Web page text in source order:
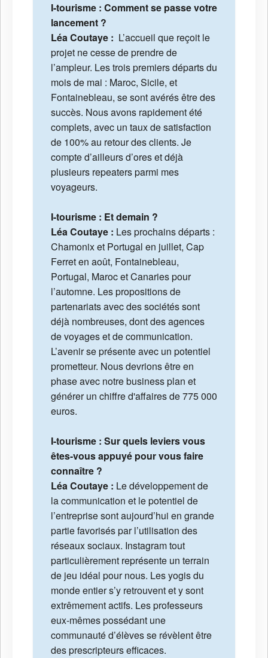
I-tourisme : Comment se passe votre
lancement ?
Léa Coutaye : L’accueil que reçoit le
projet ne cesse de prendre de
l’ampleur. Les trois premiers départs du
mois de mai : Maroc, Sicile, et
Fontainebleau, se sont avérés être des
succès. Nous avons rapidement été
complets, avec un taux de satisfaction
de 100% au retour des clients. Je
compte d’ailleurs d’ores et déjà
plusieurs repeaters parmi mes
voyageurs.
I-tourisme : Et demain ?
Léa Coutaye : Les prochains départs :
Chamonix et Portugal en juillet, Cap
Ferret en août, Fontainebleau,
Portugal, Maroc et Canaries pour
l’automne. Les propositions de
partenariats avec des sociétés sont
déjà nombreuses, dont des agences
de voyages et de communication.
L’avenir se présente avec un potentiel
prometteur. Nous devrions être en
phase avec notre business plan et
générer un chiffre d'affaires de 775 000
euros.
I-tourisme : Sur quels leviers vous
êtes-vous appuyé pour vous faire
connaître ?
Léa Coutaye : Le développement de
la communication et le potentiel de
l’entreprise sont aujourd’hui en grande
partie favorisés par l’utilisation des
réseaux sociaux. Instagram tout
particulièrement représente un terrain
de jeu idéal pour nous. Les yogis du
monde entier s’y retrouvent et y sont
extrêmement actifs. Les professeurs
eux-mêmes possédant une
communauté d’élèves se révèlent être
des prescripteurs efficaces.